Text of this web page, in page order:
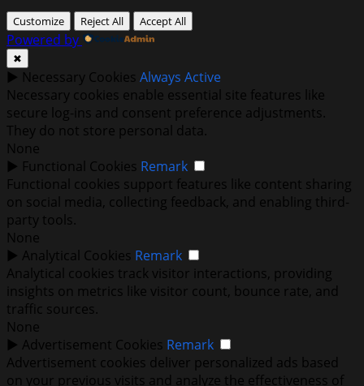
Customize Reject All Accept All
Powered by
✖
► Necessary Cookies Always Active
Necessary cookies enable essential site features like
secure log-ins and consent preference adjustments.
They do not store personal data.
None
► Functional Cookies Remark
Functional cookies support features like content sharing
on social media, collecting feedback, and enabling third-
party tools.
None
► Analytical Cookies Remark
Analytical cookies track visitor interactions, providing
insights on metrics like visitor count, bounce rate, and
traffic sources.
None
► Advertisement Cookies Remark
Advertisement cookies deliver personalized ads based
on your previous visits and analyze the effectiveness of